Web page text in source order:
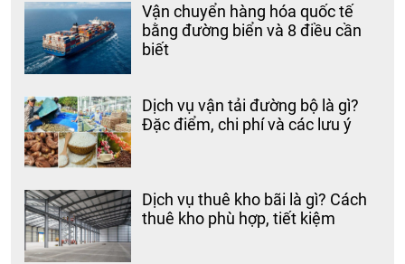
Vận chuyển hàng hóa quốc tế
bằng đường biển và 8 điều cần
biết
Dịch vụ vận tải đường bộ là gì?
Đặc điểm, chi phí và các lưu ý
Dịch vụ thuê kho bãi là gì? Cách
thuê kho phù hợp, tiết kiệm